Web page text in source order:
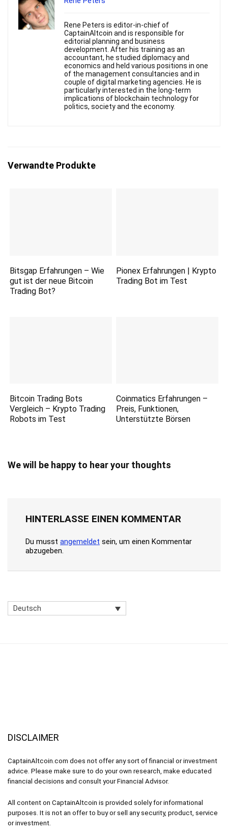
Rene Peters is editor-in-chief of
CaptainAltcoin and is responsible for
editorial planning and business
development. After his training as an
accountant, he studied diplomacy and
economics and held various positions in one
of the management consultancies and in
couple of digital marketing agencies. He is
particularly interested in the long-term
implications of blockchain technology for
politics, society and the economy.
Verwandte Produkte
Bitsgap Erfahrungen – Wie
gut ist der neue Bitcoin
Trading Bot?
Pionex Erfahrungen | Krypto
Trading Bot im Test
Bitcoin Trading Bots
Vergleich – Krypto Trading
Robots im Test
Coinmatics Erfahrungen –
Preis, Funktionen,
Unterstützte Börsen
We will be happy to hear your thoughts
HINTERLASSE EINEN KOMMENTAR
Du musst angemeldet sein, um einen Kommentar
abzugeben.
Deutsch
DISCLAIMER
CaptainAltcoin.com does not offer any sort of financial or investment
advice. Please make sure to do your own research, make educated
financial decisions and consult your Financial Advisor.
All content on CaptainAltcoin is provided solely for informational
purposes. It is not an offer to buy or sell any security, product, service
or investment.